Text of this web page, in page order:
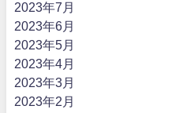
2023年7月
2023年6月
2023年5月
2023年4月
2023年3月
2023年2月